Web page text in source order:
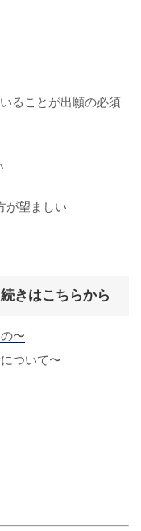
ることが出願の必須
が望ましい
きはこちらから
〜
ついて〜